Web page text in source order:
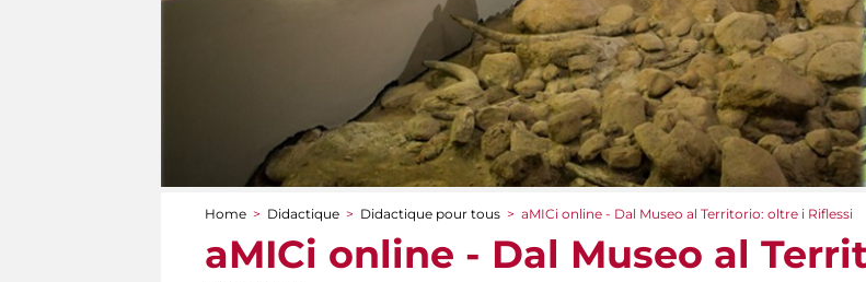
You are here
Home > Didactique > Didactique pour tous > aMICi online - Dal Museo al Territorio: oltre i Riflessi
aMICi online - Dal Museo al